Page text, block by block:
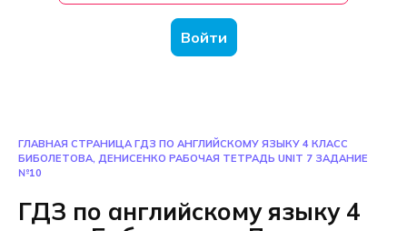
Войти
ГЛАВНАЯ СТРАНИЦА ГДЗ ПО АНГЛИЙСКОМУ ЯЗЫКУ 4 КЛАСС
БИБОЛЕТОВА, ДЕНИСЕНКО РАБОЧАЯ ТЕТРАДЬ UNIT 7 ЗАДАНИЕ
№10
ГДЗ по английскому языку 4